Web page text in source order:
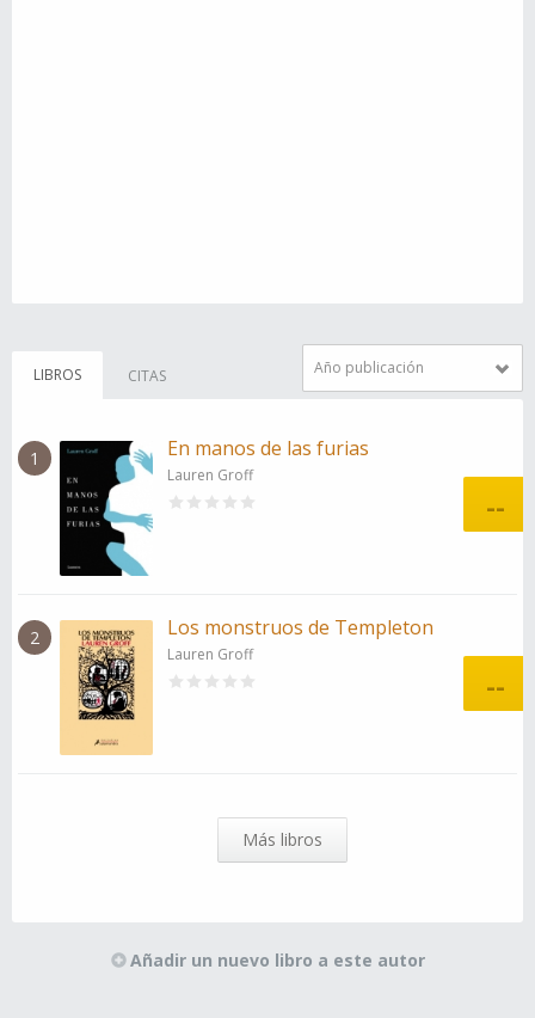
LIBROS CITAS Año publicación
1 En manos de las furias
Lauren Groff
--
2 Los monstruos de Templeton
Lauren Groff
--
Más libros
Añadir un nuevo libro a este autor